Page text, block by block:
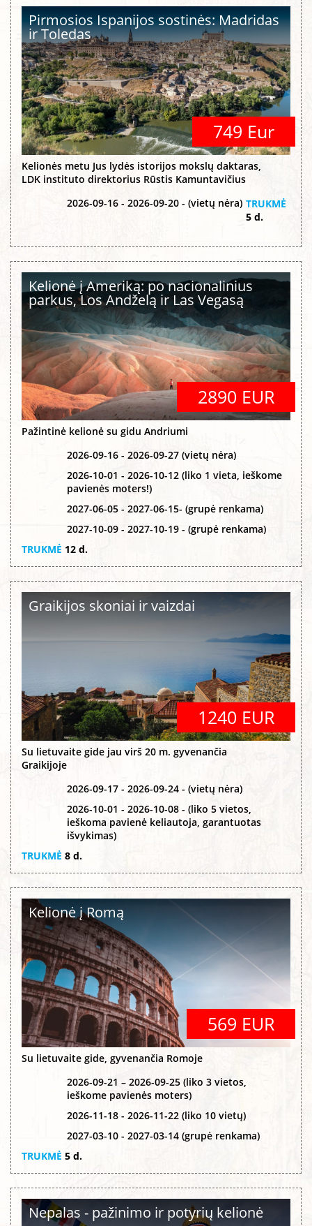
Pirmosios Ispanijos sostinės: Madridas
ir Toledas
749 Eur
Kelionės metu Jus lydės istorijos mokslų daktaras,
LDK instituto direktorius Rūstis Kamuntavičius
2026-09-16 - 2026-09-20 - (vietų nėra) TRUKMĖ
5 d.
Kelionė į Ameriką: po nacionalinius
parkus, Los Andželą ir Las Vegasą
2890 EUR
Pažintinė kelionė su gidu Andriumi
2026-09-16 - 2026-09-27 (vietų nėra)
2026-10-01 - 2026-10-12 (liko 1 vieta, ieškome
pavienės moters!)
2027-06-05 - 2027-06-15- (grupė renkama)
2027-10-09 - 2027-10-19 - (grupė renkama)
TRUKMĖ 12 d.
Graikijos skoniai ir vaizdai
1240 EUR
Su lietuvaite gide jau virš 20 m. gyvenančia
Graikijoje
2026-09-17 - 2026-09-24 - (vietų nėra)
2026-10-01 - 2026-10-08 - (liko 5 vietos,
ieškoma pavienė keliautoja, garantuotas
išvykimas)
TRUKMĖ 8 d.
Kelionė į Romą
569 EUR
Su lietuvaite gide, gyvenančia Romoje
2026-09-21 – 2026-09-25 (liko 3 vietos,
ieškome pavienės moters)
2026-11-18 - 2026-11-22 (liko 10 vietų)
2027-03-10 - 2027-03-14 (grupė renkama)
TRUKMĖ 5 d.
Nepalas - pažinimo ir potyrių kelionė